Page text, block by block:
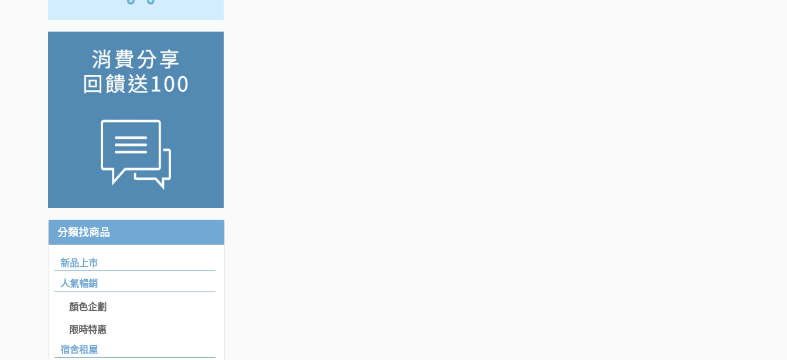
分類找商品
新品上市
人氣暢銷
顏色企劃
限時特惠
宿舍租屋